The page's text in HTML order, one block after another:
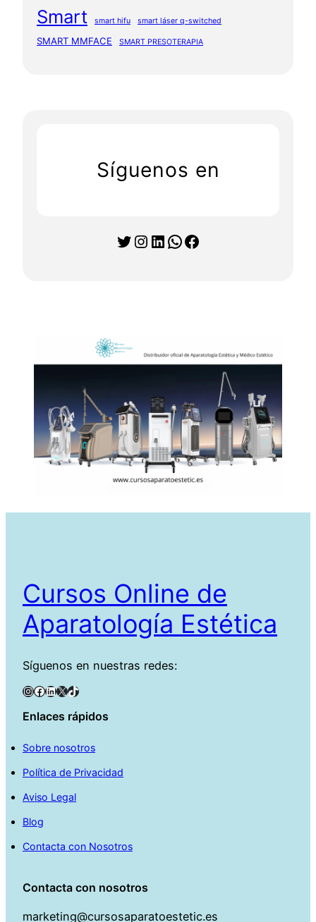
Smart smart hifu smart láser q-switched
SMART MMFACE SMART PRESOTERAPIA
Síguenos en
Twitter Instagram LinkedIn WhatsApp Facebook
Cursos Online de
Aparatología Estética
Síguenos en nuestras redes:
InstagramFacebook LinkedIn X TikTok
Enlaces rápidos
Sobre nosotros
Política de Privacidad
Aviso Legal
Blog
Contacta con Nosotros
Contacta con nosotros
marketing@cursosaparatoestetic.es